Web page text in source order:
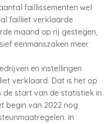
faillissementen wel
failliet verklaarde
maand op rij gestegen,
eenmanszaken meer
en instellingen
verklaard. Dat is het op
start van de statistiek in
begin van 2022 nog
In